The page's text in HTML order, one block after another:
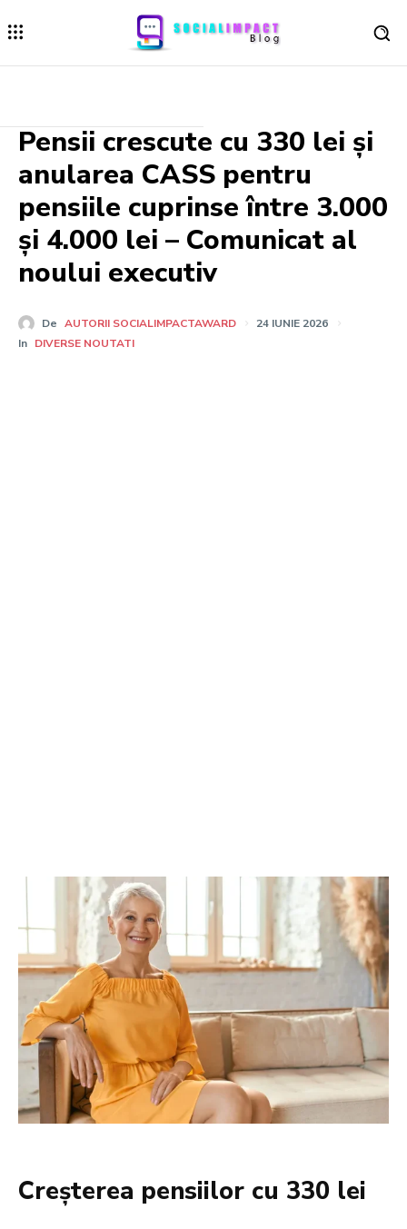
Pensii crescute cu 330 lei și
anularea CASS pentru
pensiile cuprinse între 3.000
și 4.000 lei – Comunicat al
noului executiv
De AUTORII SOCIALIMPACTAWARD
24 IUNIE 2026
In DIVERSE NOUTATI
Creșterea pensiilor cu 330 lei